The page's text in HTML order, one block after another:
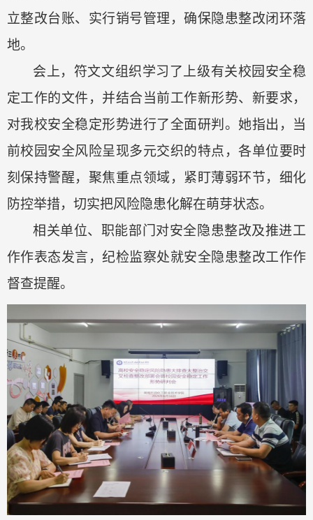
立整改台账、实行销号管理，确保隐患整改闭环落
地。
会上， 符文文组织学习了 上级有关校园安全稳
定工作的文件， 并结合当前工作新形势、新要求，
对我校安全稳定形势进行了全面研判。 她指出，当
前校园安全风险呈现多元交织的特点，各单位要时
刻保持警醒，聚焦重点领域，紧盯薄弱环节，细化
防控举措，切实把风险隐患化解在萌芽状态。
相关单位、 职能部门对安全隐患整改及推进工
作作表态发言，纪检监察处就安全隐患整改工作作
督查提醒。